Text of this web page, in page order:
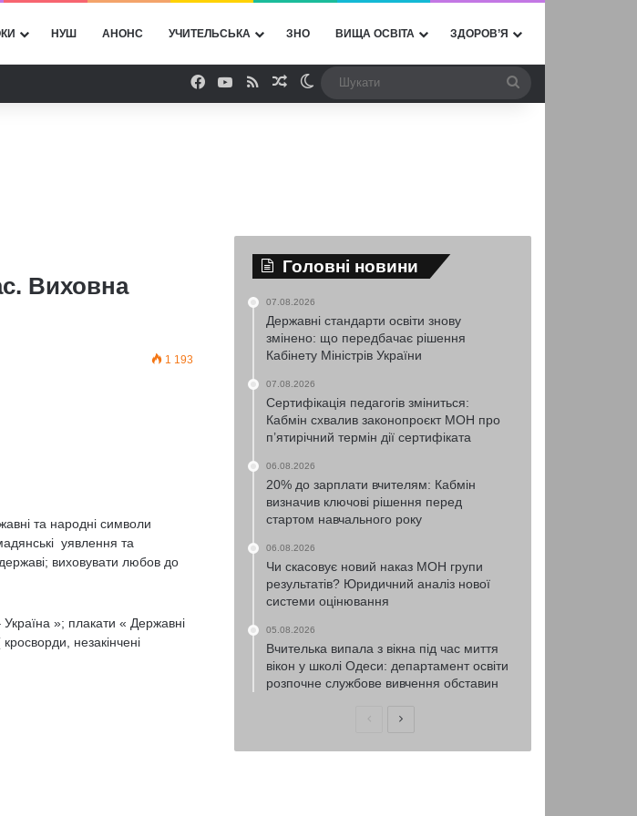
НУШ АНОНС УЧИТЕЛЬСЬКА ЗНО ВИЩА ОСВІТА ЗДОРОВ’Я
Facebook
YouTube
RSSВипадкова стаття
Switch skin
Виховна
1 193
та народні символи
уявлення та
виховувати любов до
»; плакати « Державні
незакінчені
Головні новини
07.08.2026
Державні стандарти освіти знову
змінено: що передбачає рішення
Кабінету Міністрів України
07.08.2026
Сертифікація педагогів зміниться:
Кабмін схвалив законопроєкт МОН про
п’ятирічний термін дії сертифіката
06.08.2026
20% до зарплати вчителям: Кабмін
визначив ключові рішення перед
стартом навчального року
06.08.2026
Чи скасовує новий наказ МОН групи
результатів? Юридичний аналіз нової
системи оцінювання
05.08.2026
Вчителька випала з вікна під час миття
вікон у школі Одеси: департамент освіти
розпочне службове вивчення обставин
ПопередняНаступна